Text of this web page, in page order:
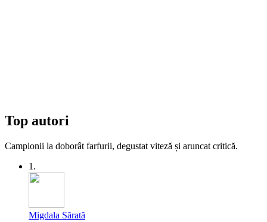
Top autori
Campionii la doborât farfurii, degustat viteză și aruncat critică.
1.
Migdala Sărată